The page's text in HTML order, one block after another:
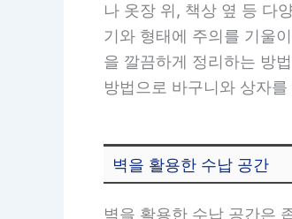
나 옷장 위, 책상 옆 등 다
기와 형태에 주의를 기울
을 깔끔하게 정리하는 방
방법으로 바구니와 상자
벽을 활용한 수납 공간
벽을 활용한 수납 공간은